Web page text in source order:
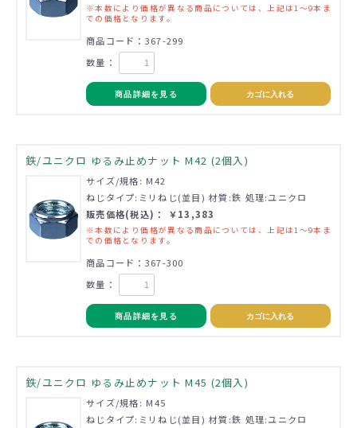
※本数により価格が異なる商品については、上記は1～9本ま
での価格となります。
商品コード：367-299
数量：
商品詳細を見る カゴに入れる
鉄/ユニクロ ゆるみ止めナット M42 (2個入)
サイズ/規格: M42
ねじタイプ:ミリねじ(並目) 材質:鉄 処理:ユニクロ
販売価格(税込)： ￥13,383
※本数により価格が異なる商品については、上記は1～9本ま
での価格となります。
商品コード：367-300
数量：
商品詳細を見る カゴに入れる
鉄/ユニクロ ゆるみ止めナット M45 (2個入)
サイズ/規格: M45
ねじタイプ:ミリねじ(並目) 材質:鉄 処理:ユニクロ